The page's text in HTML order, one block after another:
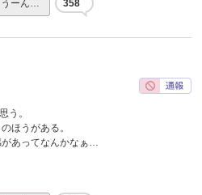
うーん… 358
う。
ほうがある。
あってなんかなぁ…